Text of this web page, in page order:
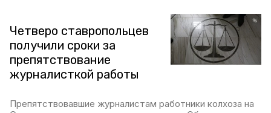
Четверо ставропольцев
получили сроки за
препятствование
журналисткой работы
Препятствовавшие журналистам работники колхоза на